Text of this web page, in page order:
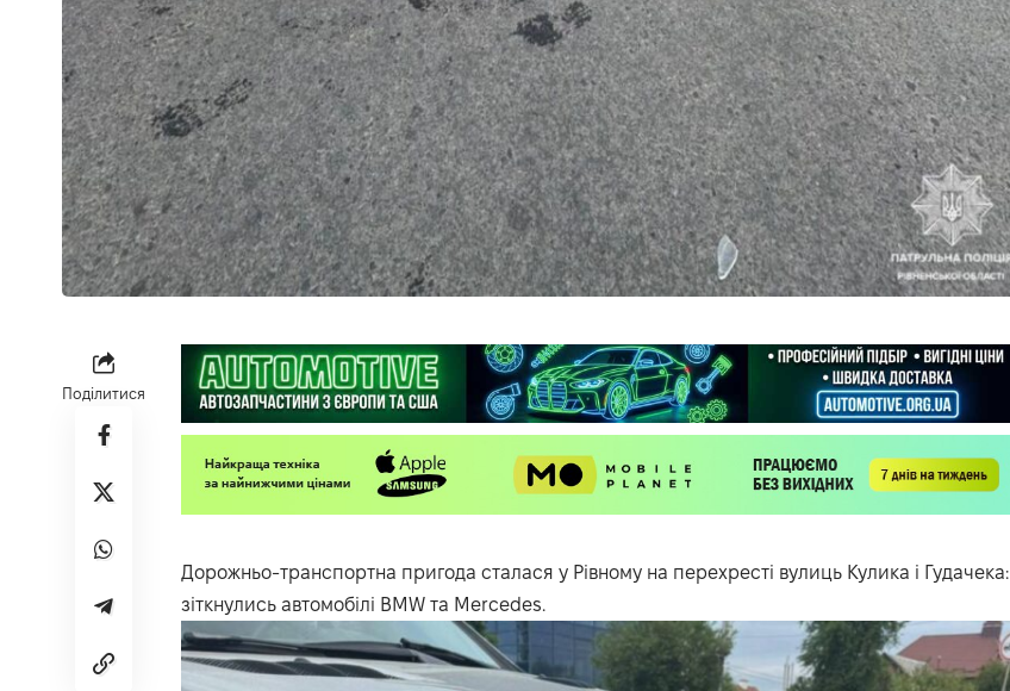
Поділитися
Дорожньо-транспортна пригода сталася у Рівному на перехресті вулиць Кулика і Гудачека:
зіткнулись автомобілі BMW та Mercedes.